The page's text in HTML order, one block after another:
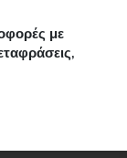
με